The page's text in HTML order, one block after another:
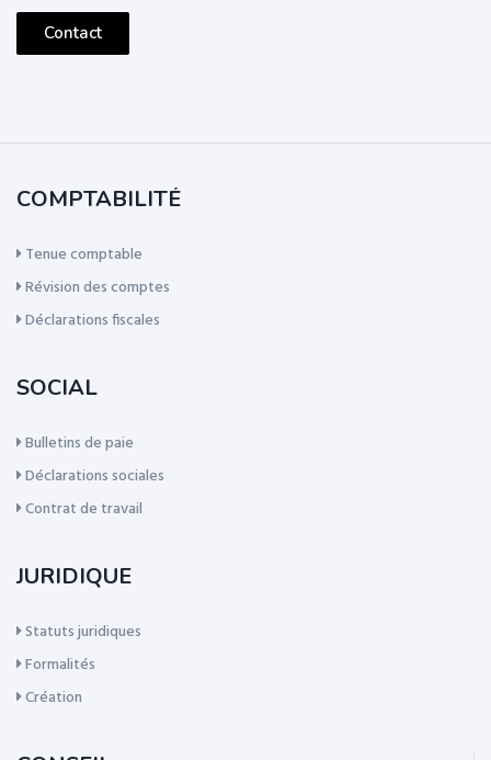
Contact
COMPTABILITÉ
Tenue comptable
Révision des comptes
Déclarations fiscales
SOCIAL
Bulletins de paie
Déclarations sociales
Contrat de travail
JURIDIQUE
Statuts juridiques
Formalités
Création